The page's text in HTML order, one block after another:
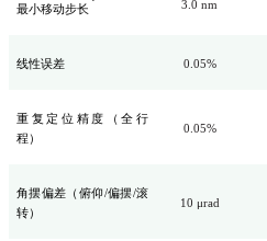
最小移动步长 3.0 nm
线性误差 0.05%
重复定位精度（全行
程）
0.05%
角摆偏差（俯仰/偏摆/滚
转）
10 μrad